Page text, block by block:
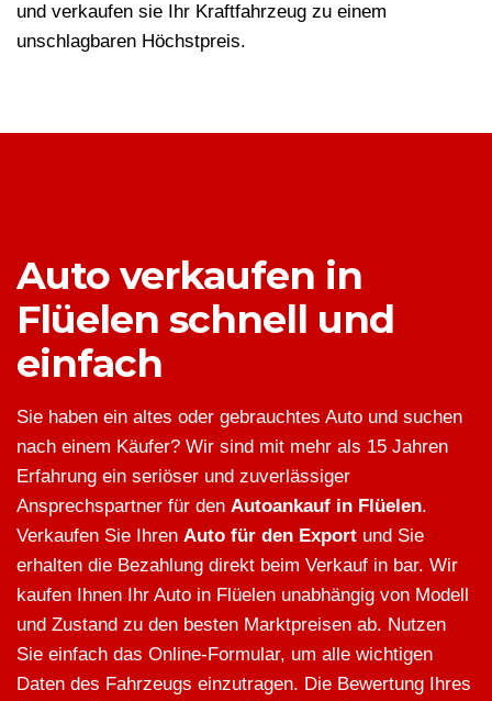
und verkaufen sie Ihr Kraftfahrzeug zu einem
unschlagbaren Höchstpreis.
Auto verkaufen in
Flüelen schnell und
einfach
Sie haben ein altes oder gebrauchtes Auto und suchen
nach einem Käufer? Wir sind mit mehr als 15 Jahren
Erfahrung ein seriöser und zuverlässiger
Ansprechspartner für den Autoankauf in Flüelen.
Verkaufen Sie Ihren Auto für den Export und Sie
erhalten die Bezahlung direkt beim Verkauf in bar. Wir
kaufen Ihnen Ihr Auto in Flüelen unabhängig von Modell
und Zustand zu den besten Marktpreisen ab. Nutzen
Sie einfach das Online-Formular, um alle wichtigen
Daten des Fahrzeugs einzutragen. Die Bewertung Ihres